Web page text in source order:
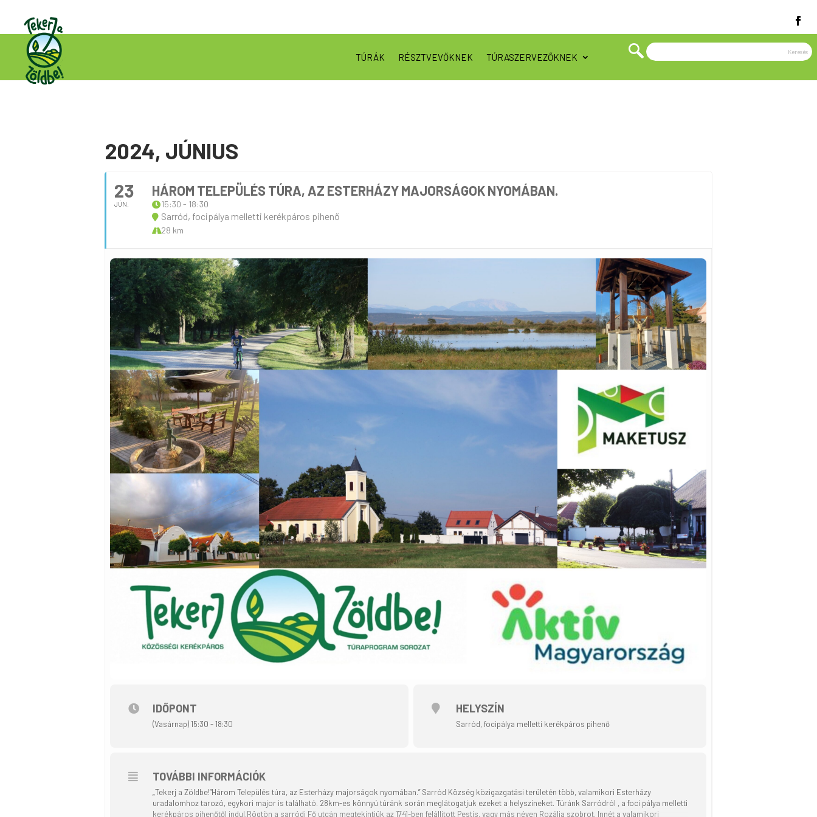
TÚRÁK RÉSZTVEVŐKNEK TÚRASZERVEZŐKNEK
2024, JÚNIUS
23
JÚN.
HÁROM TELEPÜLÉS TÚRA, AZ ESTERHÁZY MAJORSÁGOK NYOMÁBAN.
15:30 - 18:30
Sarród, focipálya melletti kerékpáros pihenő
28 km
IDŐPONT
(Vasárnap) 15:30 - 18:30
HELYSZÍN
Sarród, focipálya melletti kerékpáros pihenő
TOVÁBBI INFORMÁCIÓK
„Tekerj a Zöldbe!”Három Település túra, az Esterházy majorságok nyomában.” Sarród Község közigazgatási területén több, valamikori Esterházy
uradalomhoz tarozó, egykori major is található. 28km-es könnyú túránk során meglátogatjuk ezeket a helyszíneket. Túránk Sarródról , a foci pálya melletti
kerékpáros pihenőtől indul.Rögtön a sarródi Fő utcán megtekintjük az 1741-ben felállított Pestis, vagy más néven Rozália szobrot. Innét a valamikori